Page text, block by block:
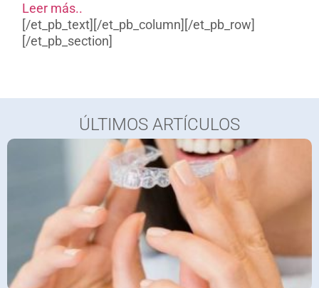
Leer más..
[/et_pb_text][/et_pb_column][/et_pb_row]
[/et_pb_section]
ÚLTIMOS ARTÍCULOS